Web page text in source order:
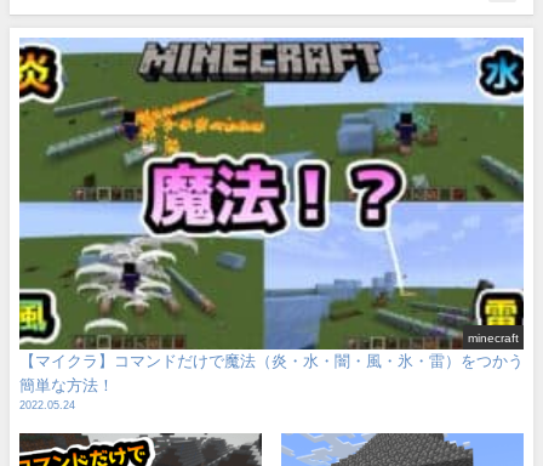
minecraft
【マイクラ】コマンドだけで魔法（炎・水・闇・風・氷・雷）をつかう
簡単な方法！
2022.05.24